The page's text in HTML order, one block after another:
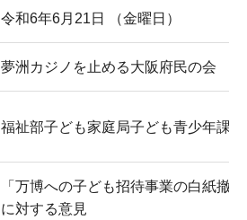
令和6年6月21日 （金曜日）
夢洲カジノを止める大阪府民の会
福祉部子ども家庭局子ども青少年課
「万博への子ども招待事業の白紙撤
に対する意見